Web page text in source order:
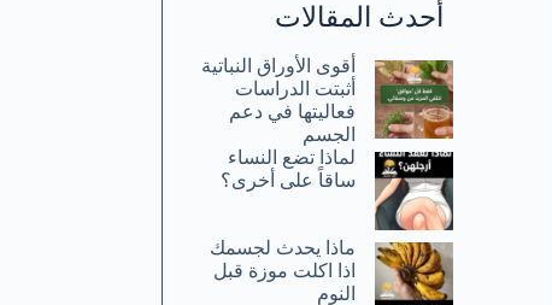
أحدث المقالات
أقوى الأوراق النباتية
أثبتت الدراسات
فعاليتها في دعم
الجسم
لماذا تضع النساء
ساقاً على أخرى؟
ماذا يحدث لجسمك
اذا اكلت موزة قبل
النوم